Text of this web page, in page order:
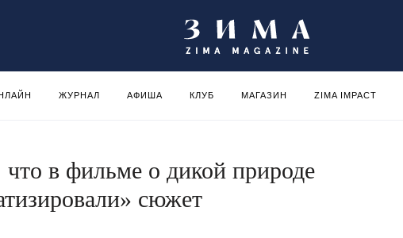
ЖУРНАЛ АФИША КЛУБ МАГАЗИН ZIMA IMPACT
в фильме о дикой природе
сюжет